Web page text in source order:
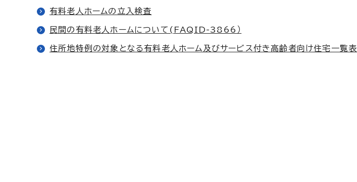
有料老人ホームの立入検査
民間の有料老人ホームについて(FAQID-3866）
住所地特例の対象となる有料老人ホーム及びサービス付き高齢者向け住宅一覧表